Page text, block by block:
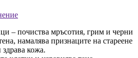
– почиства мръсотия, грим и черни
намалява признаците на стареене
кожа.